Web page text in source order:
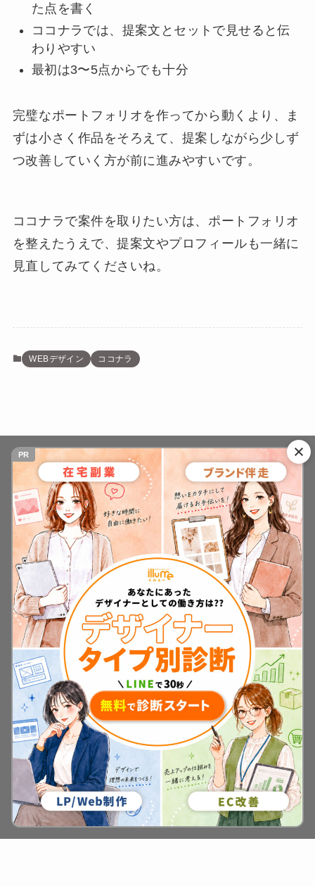
た点を書く
ココナラでは、提案文とセットで見せると伝
わりやすい
最初は3〜5点からでも十分
完璧なポートフォリオを作ってから動くより、ま
ずは小さく作品をそろえて、提案しながら少しず
つ改善していく方が前に進みやすいです。
ココナラで案件を取りたい方は、ポートフォリオ
を整えたうえで、提案文やプロフィールも一緒に
見直してみてくださいね。
WEBデザイン ココナラ
PR